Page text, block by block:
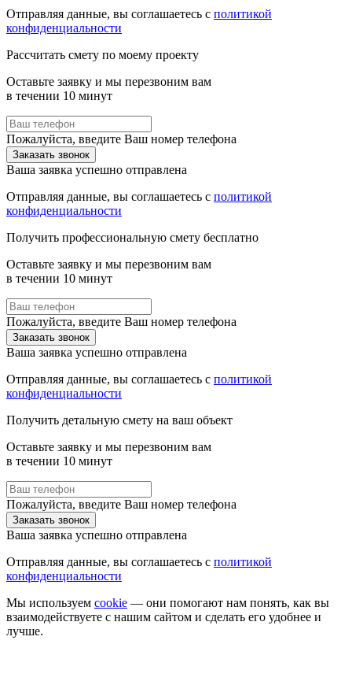
Отправляя данные, вы соглашаетесь с политикой
конфиденциальности
Рассчитать смету по моему проекту
Оставьте заявку и мы перезвоним вам
в течении 10 минут
Пожалуйста, введите Ваш номер телефона
Заказать звонок
Ваша заявка успешно отправлена
Отправляя данные, вы соглашаетесь с политикой
конфиденциальности
Получить профессиональную смету бесплатно
Оставьте заявку и мы перезвоним вам
в течении 10 минут
Пожалуйста, введите Ваш номер телефона
Заказать звонок
Ваша заявка успешно отправлена
Отправляя данные, вы соглашаетесь с политикой
конфиденциальности
Получить детальную смету на ваш объект
Оставьте заявку и мы перезвоним вам
в течении 10 минут
Пожалуйста, введите Ваш номер телефона
Заказать звонок
Ваша заявка успешно отправлена
Отправляя данные, вы соглашаетесь с политикой
конфиденциальности
Мы используем cookie — они помогают нам понять, как вы
взаимодействуете с нашим сайтом и сделать его удобнее и
лучше.